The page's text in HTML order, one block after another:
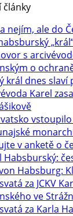
články
nejím, ale do
s
o
král dnes slaví
Karel
v anketě o
Habsburský:
Habsburg:
za JCKV
ve
za Karla